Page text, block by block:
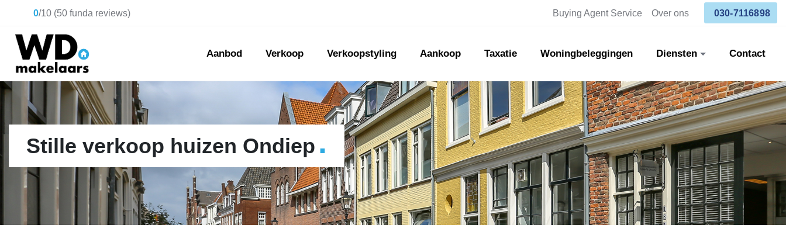
0/10 (50 funda reviews) Buying Agent Service Over ons 030-7116898
Aanbod Verkoop Verkoopstyling Aankoop Taxatie Woningbeleggingen Diensten Contact
Stille verkoop huizen Ondiep .